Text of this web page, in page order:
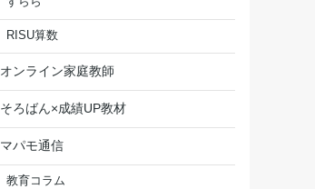
RISU算数
オンライン家庭教師
そろばん×成績UP教材
マパモ通信
教育コラム